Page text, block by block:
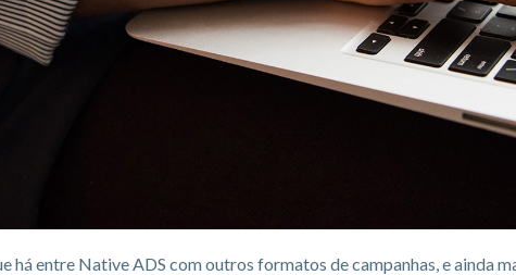
há entre Native ADS com outros formatos de campanhas, e ainda